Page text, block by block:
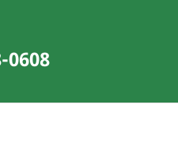
0608